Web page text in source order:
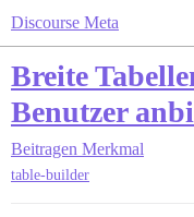
Discourse Meta
Breite
Benutzer
Beitragen Merkmal
table-builder